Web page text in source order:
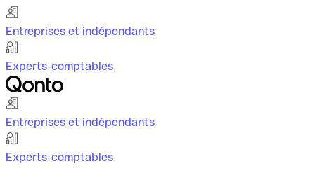
Entreprises et indépendants
Experts-comptables
Entreprises et indépendants
Experts-comptables